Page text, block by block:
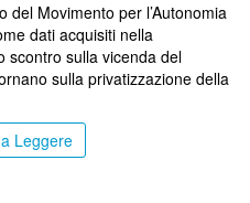
del Movimento per l’Autonomia
dati acquisiti nella
scontro sulla vicenda del
sulla privatizzazione della
Leggere